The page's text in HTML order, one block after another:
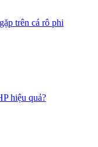
trên cá rô phi
hiệu quả?